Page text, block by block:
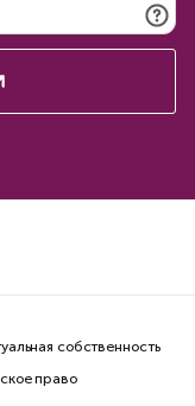
собственность
право